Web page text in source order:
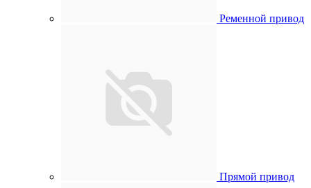
Ременной привод
Прямой привод